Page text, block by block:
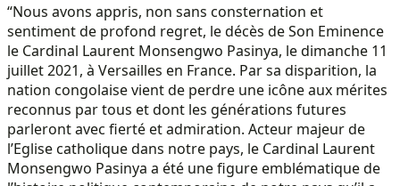
“Nous avons appris, non sans consternation et
sentiment de profond regret, le décès de Son Eminence
le Cardinal Laurent Monsengwo Pasinya, le dimanche 11
juillet 2021, à Versailles en France. Par sa disparition, la
nation congolaise vient de perdre une icône aux mérites
reconnus par tous et dont les générations futures
parleront avec fierté et admiration. Acteur majeur de
l’Eglise catholique dans notre pays, le Cardinal Laurent
Monsengwo Pasinya a été une figure emblématique de